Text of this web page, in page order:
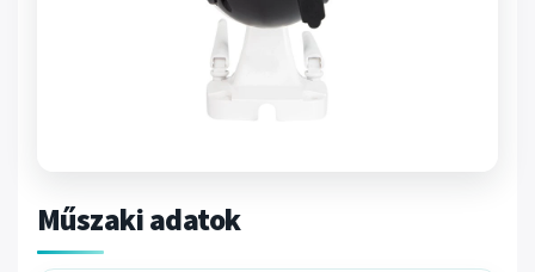
Műszaki adatok